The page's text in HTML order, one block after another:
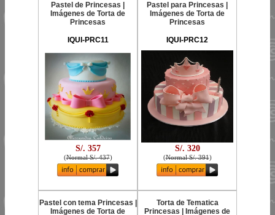
Pastel de Princesas |
Imágenes de Torta de
Princesas
IQUI-PRC11
S/. 357
(Normal S/. 437)
Pastel para Princesas |
Imágenes de Torta de
Princesas
IQUI-PRC12
S/. 320
(Normal S/. 391)
Pastel con tema Princesas |
Imágenes de Torta de
Torta de Tematica
Princesas | Imágenes de